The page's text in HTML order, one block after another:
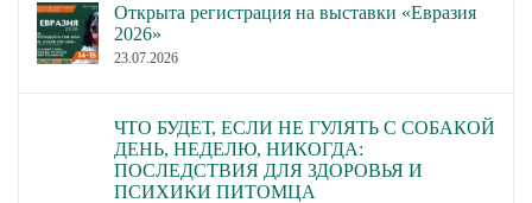
Открыта регистрация на выставки «Евразия
2026»
23.07.2026
ЧТО БУДЕТ, ЕСЛИ НЕ ГУЛЯТЬ С СОБАКОЙ
ДЕНЬ, НЕДЕЛЮ, НИКОГДА:
ПОСЛЕДСТВИЯ ДЛЯ ЗДОРОВЬЯ И
ПСИХИКИ ПИТОМЦА